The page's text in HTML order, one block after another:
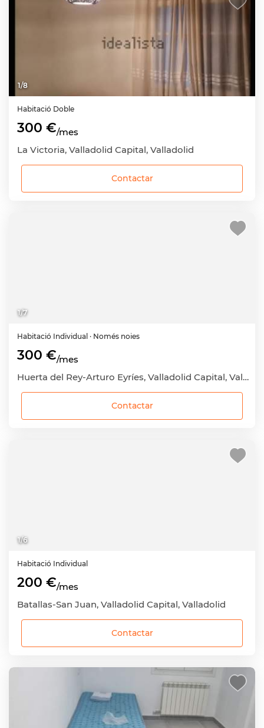
1/8
Habitació Doble
300 €/mes
La Victoria, Valladolid Capital, Valladolid
Contactar
1/7
Habitació Individual · Només noies
300 €/mes
Huerta del Rey-Arturo Eyríes, Valladolid Capital, Valladolid
Contactar
1/6
Habitació Individual
200 €/mes
Batallas-San Juan, Valladolid Capital, Valladolid
Contactar